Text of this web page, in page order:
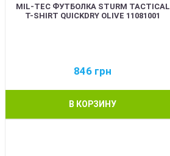
MIL-TEC ФУТБОЛКА STURM TACTICAL
T-SHIRT QUICKDRY OLIVE 11081001
846 грн
В КОРЗИНУ